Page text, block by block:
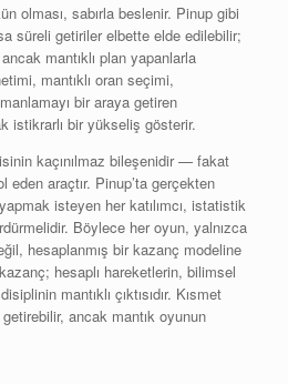
olması, sabırla beslenir. Pinup gibi
süreli getiriler elbette elde edilebilir;
mantıklı plan yapanlarla
mantıklı oran seçimi,
bir araya getiren
istikrarlı bir yükseliş gösterir.
kaçınılmaz bileşenidir — fakat
araçtır. Pinup’ta gerçekten
isteyen her katılımcı, istatistik
Böylece her oyun, yalnızca
hesaplanmış bir kazanç modeline
hesaplı hareketlerin, bilimsel
mantıklı çıktısıdır. Kısmet
ancak mantık oyunun